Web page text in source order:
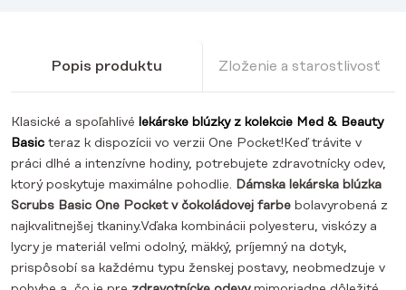
Popis produktu Zloženie a starostlivosť
Klasické a spoľahlivé lekárske blúzky z kolekcie Med & Beauty
Basic teraz k dispozícii vo verzii One Pocket!Keď trávite v
práci dlhé a intenzívne hodiny, potrebujete zdravotnícky odev,
ktorý poskytuje maximálne pohodlie. Dámska lekárska blúzka
Scrubs Basic One Pocket v čokoládovej farbe bolavyrobená z
najkvalitnejšej tkaniny.Vďaka kombinácii polyesteru, viskózy a
lycry je materiál veľmi odolný, mäkký, príjemný na dotyk,
prispôsobí sa každému typu ženskej postavy, neobmedzuje v